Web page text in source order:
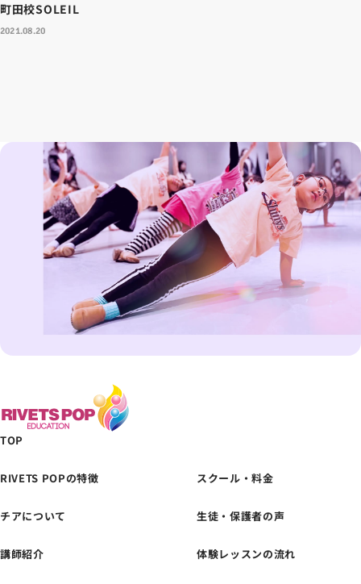
町田校SOLEIL
2021.08.20
体験レッスンの
お申し込みはこちら
TOP
RIVETS POPの特徴 スクール・料金
チアについて 生徒・保護者の声
講師紹介 体験レッスンの流れ